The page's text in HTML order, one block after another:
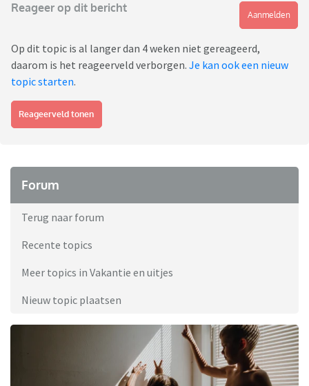
Reageer op dit bericht
Aanmelden
Op dit topic is al langer dan 4 weken niet gereageerd,
daarom is het reageerveld verborgen. Je kan ook een nieuw
topic starten.
Reageerveld tonen
Forum
Terug naar forum
Recente topics
Meer topics in Vakantie en uitjes
Nieuw topic plaatsen